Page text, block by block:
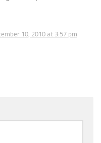
10, 2010 at 3:57 pm